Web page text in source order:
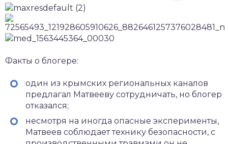
Факты о блогере:
один из крымских региональных каналов
предлагал Матвееву сотрудничать, но блогер
отказался;
несмотря на иногда опасные эксперименты,
Матвеев соблюдает технику безопасности, с